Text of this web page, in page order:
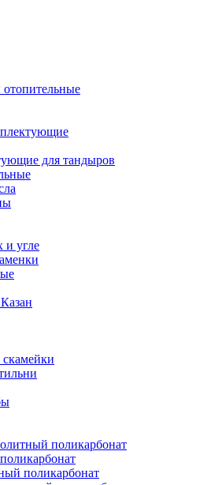
для тандыров
и угле
поликарбонат
поликарбонат